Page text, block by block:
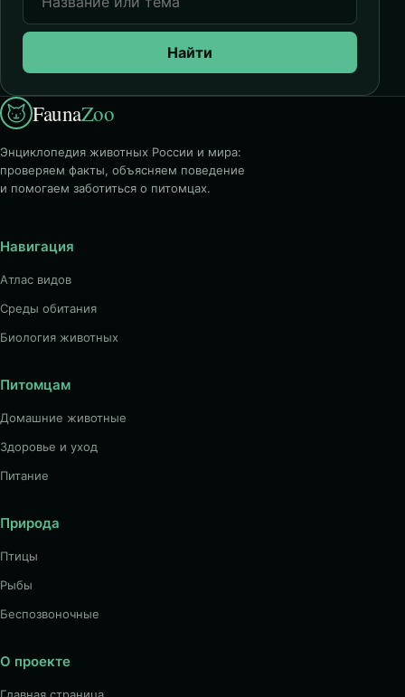
Найти
FaunaZoo
Энциклопедия животных России и мира:
проверяем факты, объясняем поведение
и помогаем заботиться о питомцах.
Навигация
Атлас видов
Среды обитания
Биология животных
Питомцам
Домашние животные
Здоровье и уход
Питание
Природа
Птицы
Рыбы
Беспозвоночные
О проекте